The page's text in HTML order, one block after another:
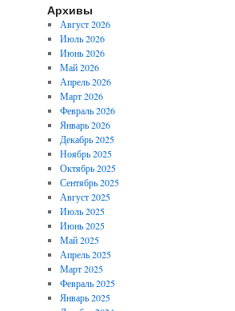
Архивы
Август 2026
Июль 2026
Июнь 2026
Май 2026
Апрель 2026
Март 2026
Февраль 2026
Январь 2026
Декабрь 2025
Ноябрь 2025
Октябрь 2025
Сентябрь 2025
Август 2025
Июль 2025
Июнь 2025
Май 2025
Апрель 2025
Март 2025
Февраль 2025
Январь 2025